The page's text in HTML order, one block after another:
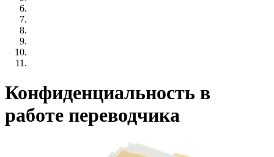
Конфиденциальность в
работе переводчика